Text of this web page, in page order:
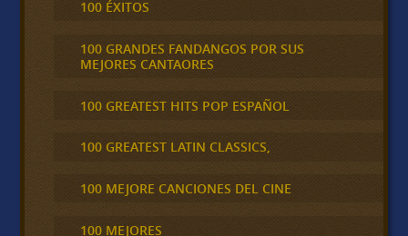
100 ÉXITOS
100 GRANDES FANDANGOS POR SUS
MEJORES CANTAORES
100 GREATEST HITS POP ESPAÑOL
100 GREATEST LATIN CLASSICS,
100 MEJORE CANCIONES DEL CINE
100 MEJORES